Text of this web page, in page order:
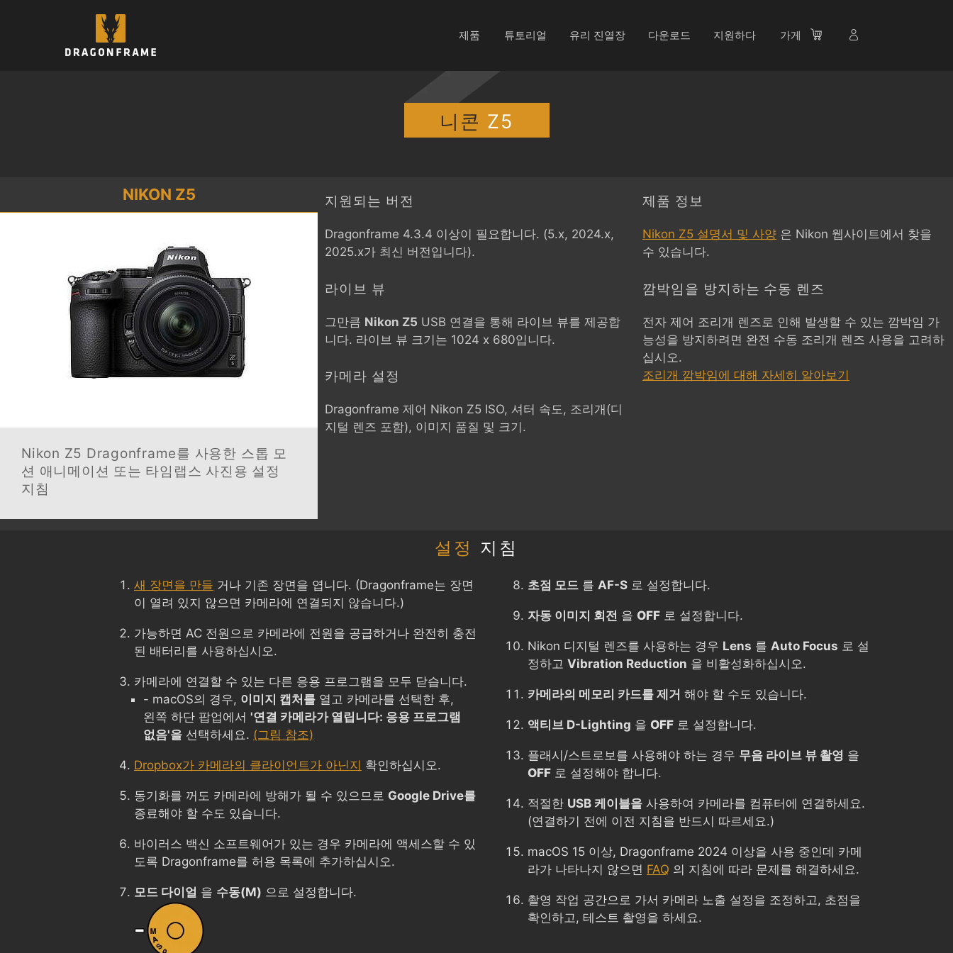
제품 튜토리얼 유리 진열장 다운로드 지원하다 가게
니콘 Z5
NIKON Z5
Nikon Z5 Dragonframe를 사용한 스톱 모
션 애니메이션 또는 타임랩스 사진용 설정
지침
지원되는 버전
Dragonframe 4.3.4 이상이 필요합니다. (5.x, 2024.x,
2025.x가 최신 버전입니다).
라이브 뷰
그만큼 Nikon Z5 USB 연결을 통해 라이브 뷰를 제공합
니다. 라이브 뷰 크기는 1024 x 680입니다.
카메라 설정
Dragonframe 제어 Nikon Z5 ISO, 셔터 속도, 조리개(디
지털 렌즈 포함), 이미지 품질 및 크기.
제품 정보
Nikon Z5 설명서 및 사양 은 Nikon 웹사이트에서 찾을
수 있습니다.
깜박임을 방지하는 수동 렌즈
전자 제어 조리개 렌즈로 인해 발생할 수 있는 깜박임 가
능성을 방지하려면 완전 수동 조리개 렌즈 사용을 고려하
십시오.
조리개 깜박임에 대해 자세히 알아보기
설정 지침
새 장면을 만들 거나 기존 장면을 엽니다. (Dragonframe는 장면
이 열려 있지 않으면 카메라에 연결되지 않습니다.)
가능하면 AC 전원으로 카메라에 전원을 공급하거나 완전히 충전
된 배터리를 사용하십시오.
카메라에 연결할 수 있는 다른 응용 프로그램을 모두 닫습니다.
- macOS의 경우, 이미지 캡처를 열고 카메라를 선택한 후,
왼쪽 하단 팝업에서 '연결 카메라가 열립니다: 응용 프로그램
없음'을 선택하세요. (그림 참조)
Dropbox가 카메라의 클라이언트가 아닌지 확인하십시오.
동기화를 꺼도 카메라에 방해가 될 수 있으므로 Google Drive를
종료해야 할 수도 있습니다.
바이러스 백신 소프트웨어가 있는 경우 카메라에 액세스할 수 있
도록 Dragonframe를 허용 목록에 추가하십시오.
모드 다이얼 을 수동(M) 으로 설정합니다.
초점 모드 를 AF-S 로 설정합니다.
자동 이미지 회전 을 OFF 로 설정합니다.
Nikon 디지털 렌즈를 사용하는 경우 Lens 를 Auto Focus 로 설
정하고 Vibration Reduction 을 비활성화하십시오.
카메라의 메모리 카드를 제거 해야 할 수도 있습니다.
액티브 D-Lighting 을 OFF 로 설정합니다.
플래시/스트로보를 사용해야 하는 경우 무음 라이브 뷰 촬영 을
OFF 로 설정해야 합니다.
적절한 USB 케이블을 사용하여 카메라를 컴퓨터에 연결하세요.
(연결하기 전에 이전 지침을 반드시 따르세요.)
macOS 15 이상, Dragonframe 2024 이상을 사용 중인데 카메
라가 나타나지 않으면 FAQ 의 지침에 따라 문제를 해결하세요.
촬영 작업 공간으로 가서 카메라 노출 설정을 조정하고, 초점을
확인하고, 테스트 촬영을 하세요.